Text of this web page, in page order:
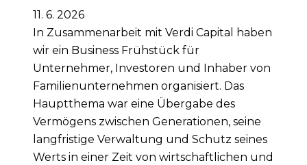
11. 6. 2026
In Zusammenarbeit mit Verdi Capital haben
wir ein Business Frühstück für
Unternehmer, Investoren und Inhaber von
Familienunternehmen organisiert. Das
Hauptthema war eine Übergabe des
Vermögens zwischen Generationen, seine
langfristige Verwaltung und Schutz seines
Werts in einer Zeit von wirtschaftlichen und